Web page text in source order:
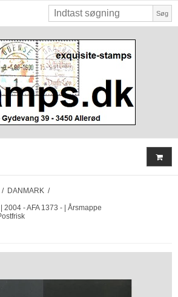
Søg
/ DANMARK /
- AFA 1373 - | Årsmappe